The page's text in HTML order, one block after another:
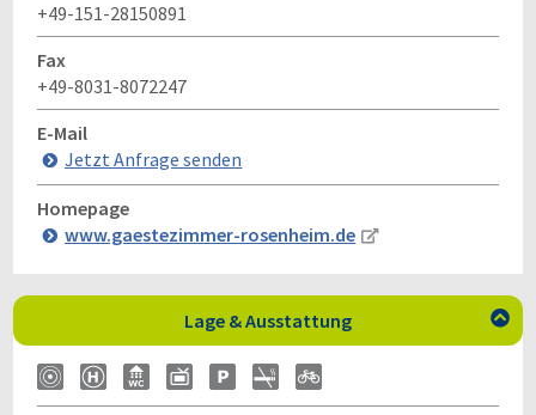
+49-151-28150891
Fax
+49-8031-8072247
E-Mail
Jetzt Anfrage senden
Homepage
www.gaestezimmer-rosenheim.de
Lage & Ausstattung 